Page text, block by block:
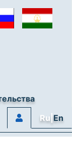
Ru|En